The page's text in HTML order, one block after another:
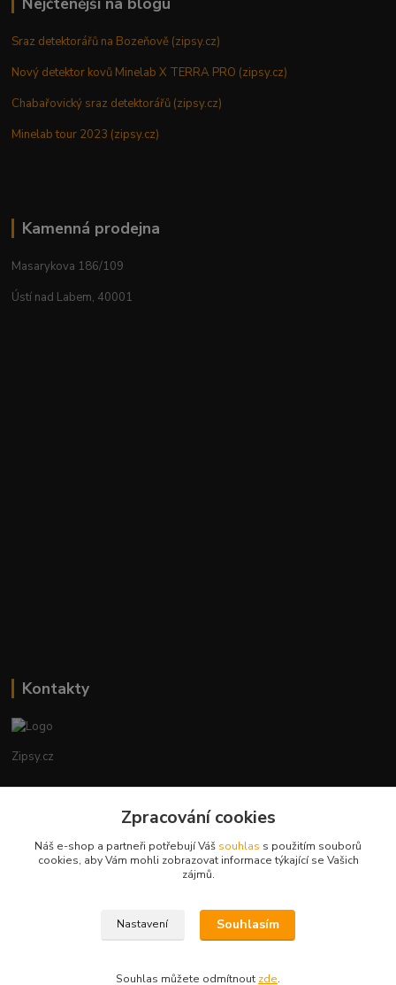
Sraz detektorářů na Bozeňově (zipsy.cz)
Nový detektor kovů Minelab X TERRA PRO (zipsy.cz)
Chabařovický sraz detektorářů (zipsy.cz)
Minelab tour 2023 (zipsy.cz)
Kamenná prodejna
Masarykova 186/109
Ústí nad Labem, 40001
Kontakty
Zipsy.cz
+420774877333
obchod@zipsy.cz
Zpracování cookies
Náš e-shop a partneři potřebují Váš souhlas s použitím souborů
cookies, aby Vám mohli zobrazovat informace týkající se Vašich
zájmů.
Nastavení Souhlasím
Souhlas můžete odmítnout zde.